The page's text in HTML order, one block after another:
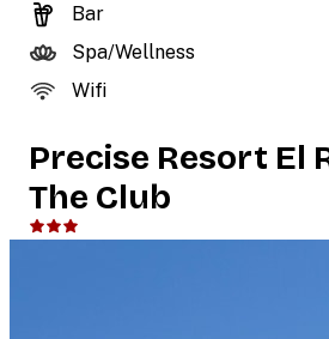
Bar
Spa/Wellness
Wifi
Precise Resort El
The Club